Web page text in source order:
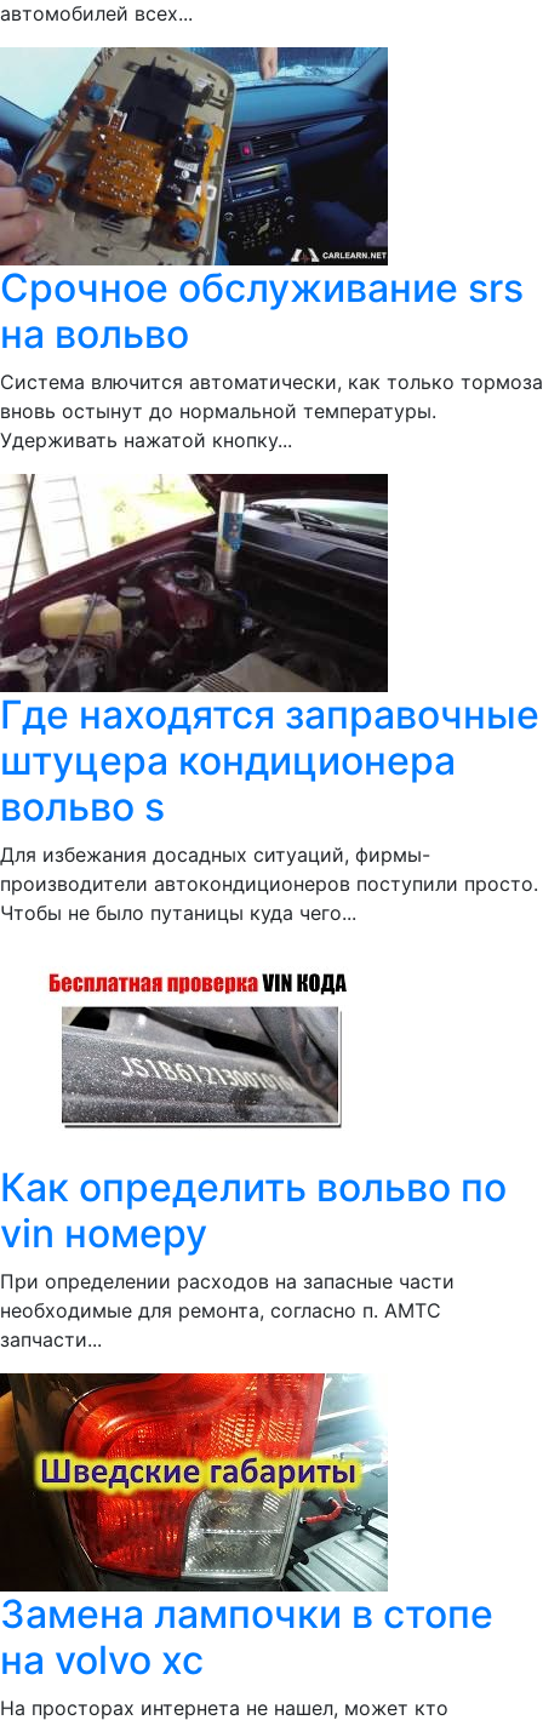
автомобилей всех...
Срочное обслуживание srs
на вольво
Система влючится автоматически, как только тормоза
вновь остынут до нормальной температуры.
Удерживать нажатой кнопку...
Где находятся заправочные
штуцера кондиционера
вольво s
Для избежания досадных ситуаций, фирмы-
производители автокондиционеров поступили просто.
Чтобы не было путаницы куда чего...
Как определить вольво по
vin номеру
При определении расходов на запасные части
необходимые для ремонта, согласно п. АМТС
запчасти...
Замена лампочки в стопе
на volvo xc
На просторах интернета не нашел, может кто